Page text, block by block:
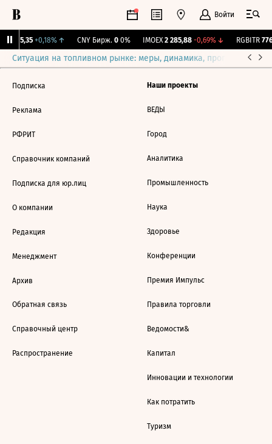
Войти
115,35 +0,18%↑ CNY Бирж. 0 0% IMOEX 2 285,88 -0,69%↓ RGBITR
Ситуация на топливном рынке: меры, динамика, прогнозы
Подписка
Реклама
РФРИТ
Справочник компаний
Подписка для юр.лиц
О компании
Редакция
Менеджмент
Архив
Обратная связь
Справочный центр
Распространение
Наши проекты
ВЕДЫ
Город
Аналитика
Промышленность
Наука
Здоровье
Конференции
Премия Импульс
Правила торговли
Ведомости&
Капитал
Инновации и технологии
Как потратить
Туризм